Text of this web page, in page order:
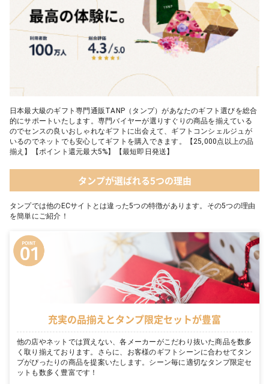
日本最大級のギフト専門通販TANP（タンプ）があなたのギフト選びを総合
的にサポートいたします。専門バイヤーが選りすぐりの商品を揃えている
のでセンスの良いおしゃれなギフトに出会えて、ギフトコンシェルジュが
いるのでネットでも安心してギフトを購入できます。【25,000点以上の品
揃え】【ポイント還元最大5%】【最短即日発送】
タンプが選ばれる5つの理由
タンプでは他のECサイトとは違った5つの特徴があります。その5つの理由
を簡単にご紹介！
充実の品揃えとタンプ限定セットが豊富
他の店やネットでは買えない、各メーカーがこだわり抜いた商品を数多
く取り揃えております。さらに、お客様のギフトシーンに合わせてタン
プがぴったりの商品を提案いたします。シーン毎に適切なタンプ限定セ
ットも数多く豊富です！